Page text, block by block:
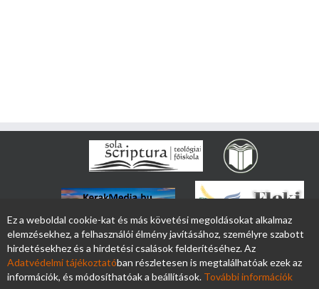
Ez a weboldal cookie-kat és más követési megoldásokat alkalmaz
elemzésekhez, a felhasználói élmény javításához, személyre szabott
hirdetésekhez és a hirdetési csalások felderítéséhez. Az
Adatvédelmi tájékoztatóban részletesen is megtalálhatóak ezek az
információk, és módosíthatóak a beállítások. További információk